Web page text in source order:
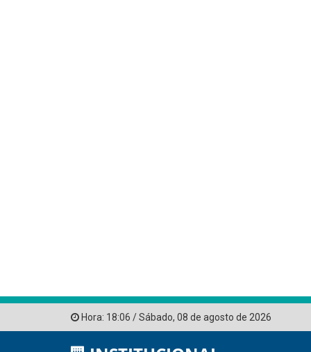
Hora: 18:06 /Sábado, 08 de agosto de 2026